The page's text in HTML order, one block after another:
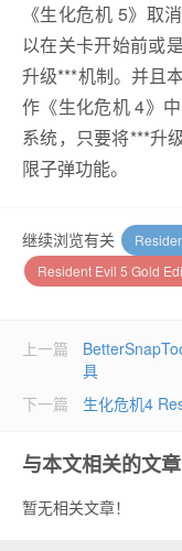
《生化危机 5》取
以在关卡开始前或
升级***机制。并且
作《生化危机 4》
系统，只要将***升
限子弹功能。
继续浏览有关
Resident Evil 5 Gold
上一篇
具
生化危机4
下一篇
与本文相关的文章
暂无相关文章！